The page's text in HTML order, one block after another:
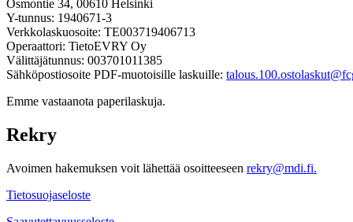
Osmontie 34, 00610 Helsinki
Y-tunnus: 1940671-3
Verkkolaskuosoite: TE003719406713
Operaattori: TietoEVRY Oy
Välittäjätunnus: 003701011385
Sähköpostiosoite PDF-muotoisille laskuille:
Emme vastaanota paperilaskuja.
Rekry
Avoimen hakemuksen voit lähettää osoitteeseen rekry@mdi.fi.
Tietosuojaseloste